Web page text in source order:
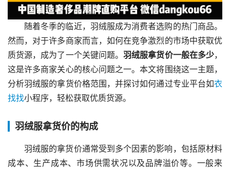
随着冬季的临近，羽绒服成为消费者选购的热门商品。
然而，对于许多商家而言，如何在竞争激烈的市场中获取优
质货源，成为了一个关键问题。羽绒服拿货价一般在多少，
这是许多商家关心的核心问题之一。本文将围绕这一主题，
分析羽绒服的拿货价格范围，并探讨如何通过专业平台如衣
找找小程序，轻松获取优质货源。
羽绒服拿货价的构成
羽绒服的拿货价通常受到多个因素的影响，包括原材料
成本、生产成本、市场供需状况以及品牌溢价等。一般来